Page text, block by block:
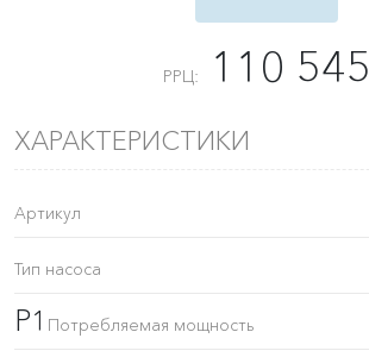
РРЦ: 110 545
ХАРАКТЕРИСТИКИ
Артикул
Тип насоса
P1 Потребляемая мощность